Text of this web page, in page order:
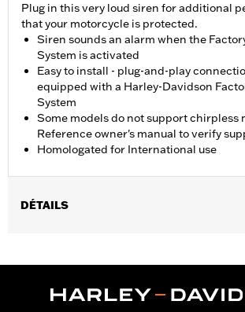
Plug in this very loud siren for additional
that your motorcycle is protected.
Siren sounds an alarm when the
System is activated
Easy to install - plug-and-play
equipped with a Harley-Davidson
System
Some models do not support chirpless
Reference owner's manual to verify
Homologated for International use
DÉTAILS
(except FXCW and FXCWC), '02-later
FLTRXRRSE) and '09-later Trike models